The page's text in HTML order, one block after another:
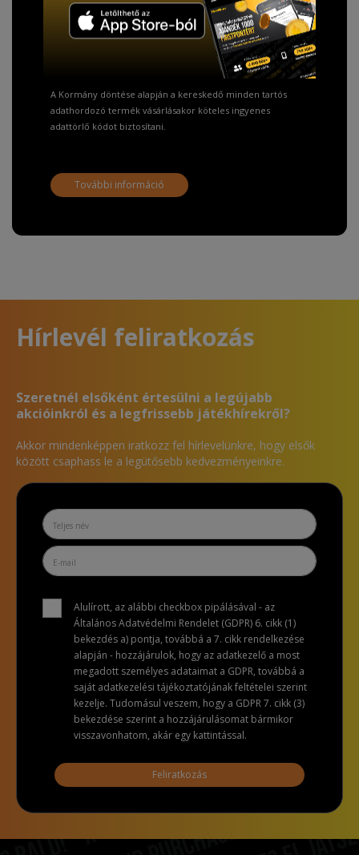
TISZTELT VÁSÁRLÓNK!
Fizetésnél kérje az ingyenes adattörlő kódot
adatainak biztonsága érdekében!
A Kormány döntése alapján a kereskedő minden tartós
adathordozó termék vásárlásakor köteles ingyenes
adattörlő kódot biztosítani.
További információ
Hírlevél feliratkozás
Szeretnél elsőként értesülni a legújabb
akcióinkról és a legfrissebb játékhírekről?
Akkor mindenképpen iratkozz fel hírlevelünkre, hogy elsők
között csaphass le a legütősebb kedvezményeinkre.
Alulírott, az alábbi checkbox pipálásával - az
Általános Adatvédelmi Rendelet (GDPR) 6. cikk (1)
bekezdés a) pontja, továbbá a 7. cikk rendelkezése
alapján - hozzájárulok, hogy az adatkezelő a most
megadott személyes adataimat a GDPR, továbbá a
saját adatkezelési tájékoztatójának feltételei szerint
kezelje. Tudomásul veszem, hogy a GDPR 7. cikk (3)
bekezdése szerint a hozzájárulásomat bármikor
visszavonhatom, akár egy kattintással.
Feliratkozás